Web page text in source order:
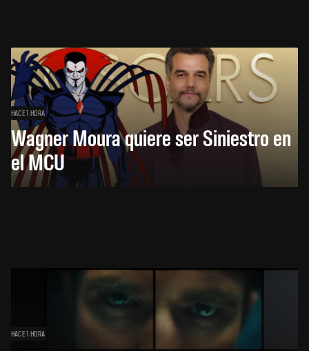
HACE 1 HORA
Wagner Moura quiere ser Siniestro en
el MCU
HACE 1 HORA